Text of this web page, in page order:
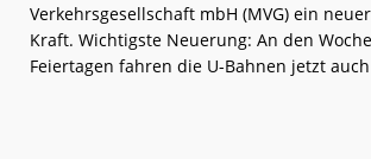
Verkehrsgesellschaft mbH (MVG) ein
Kraft. Wichtigste Neuerung: An den
Feiertagen fahren die U-Bahnen jetzt